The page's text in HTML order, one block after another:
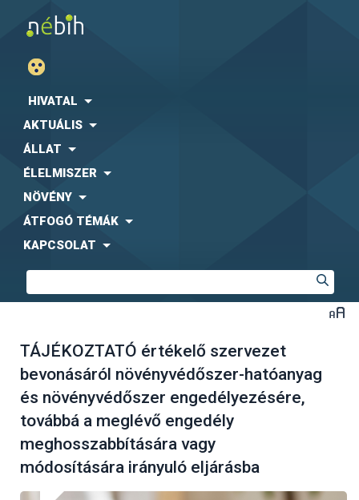
HIVATAL
AKTUÁLIS
ÁLLAT
ÉLELMISZER
NÖVÉNY
ÁTFOGÓ TÉMÁK
KAPCSOLAT
TÁJÉKOZTATÓ értékelő szervezet
bevonásáról növényvédőszer-hatóanyag
és növényvédőszer engedélyezésére,
továbbá a meglévő engedély
meghosszabbítására vagy
módosítására irányuló eljárásba